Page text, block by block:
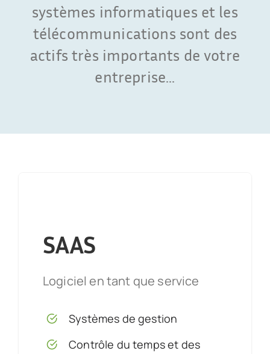
Français
systèmes informatiques et les
télécommunications sont des
actifs très importants de votre
entreprise...
SAAS
Logiciel en tant que service
Systèmes de gestion
Contrôle du temps et des